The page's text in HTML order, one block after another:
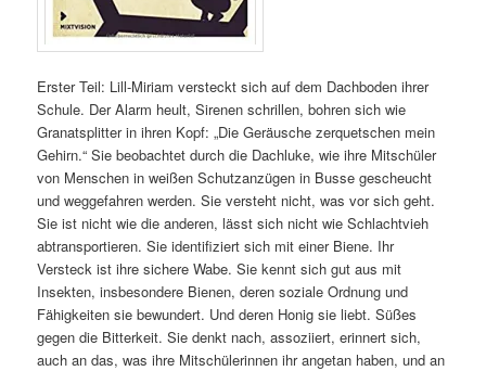
Erster Teil: Lill-Miriam versteckt sich auf dem Dachboden ihrer
Schule. Der Alarm heult, Sirenen schrillen, bohren sich wie
Granatsplitter in ihren Kopf: „Die Geräusche zerquetschen mein
Gehirn.“ Sie beobachtet durch die Dachluke, wie ihre Mitschüler
von Menschen in weißen Schutzanzügen in Busse gescheucht
und weggefahren werden. Sie versteht nicht, was vor sich geht.
Sie ist nicht wie die anderen, lässt sich nicht wie Schlachtvieh
abtransportieren. Sie identifiziert sich mit einer Biene. Ihr
Versteck ist ihre sichere Wabe. Sie kennt sich gut aus mit
Insekten, insbesondere Bienen, deren soziale Ordnung und
Fähigkeiten sie bewundert. Und deren Honig sie liebt. Süßes
gegen die Bitterkeit. Sie denkt nach, assoziiert, erinnert sich,
auch an das, was ihre Mitschülerinnen ihr angetan haben, und an